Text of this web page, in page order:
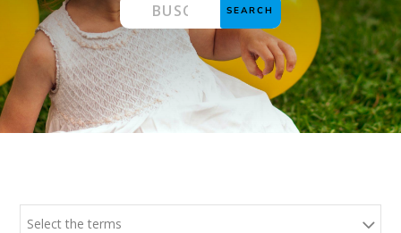
Select the terms